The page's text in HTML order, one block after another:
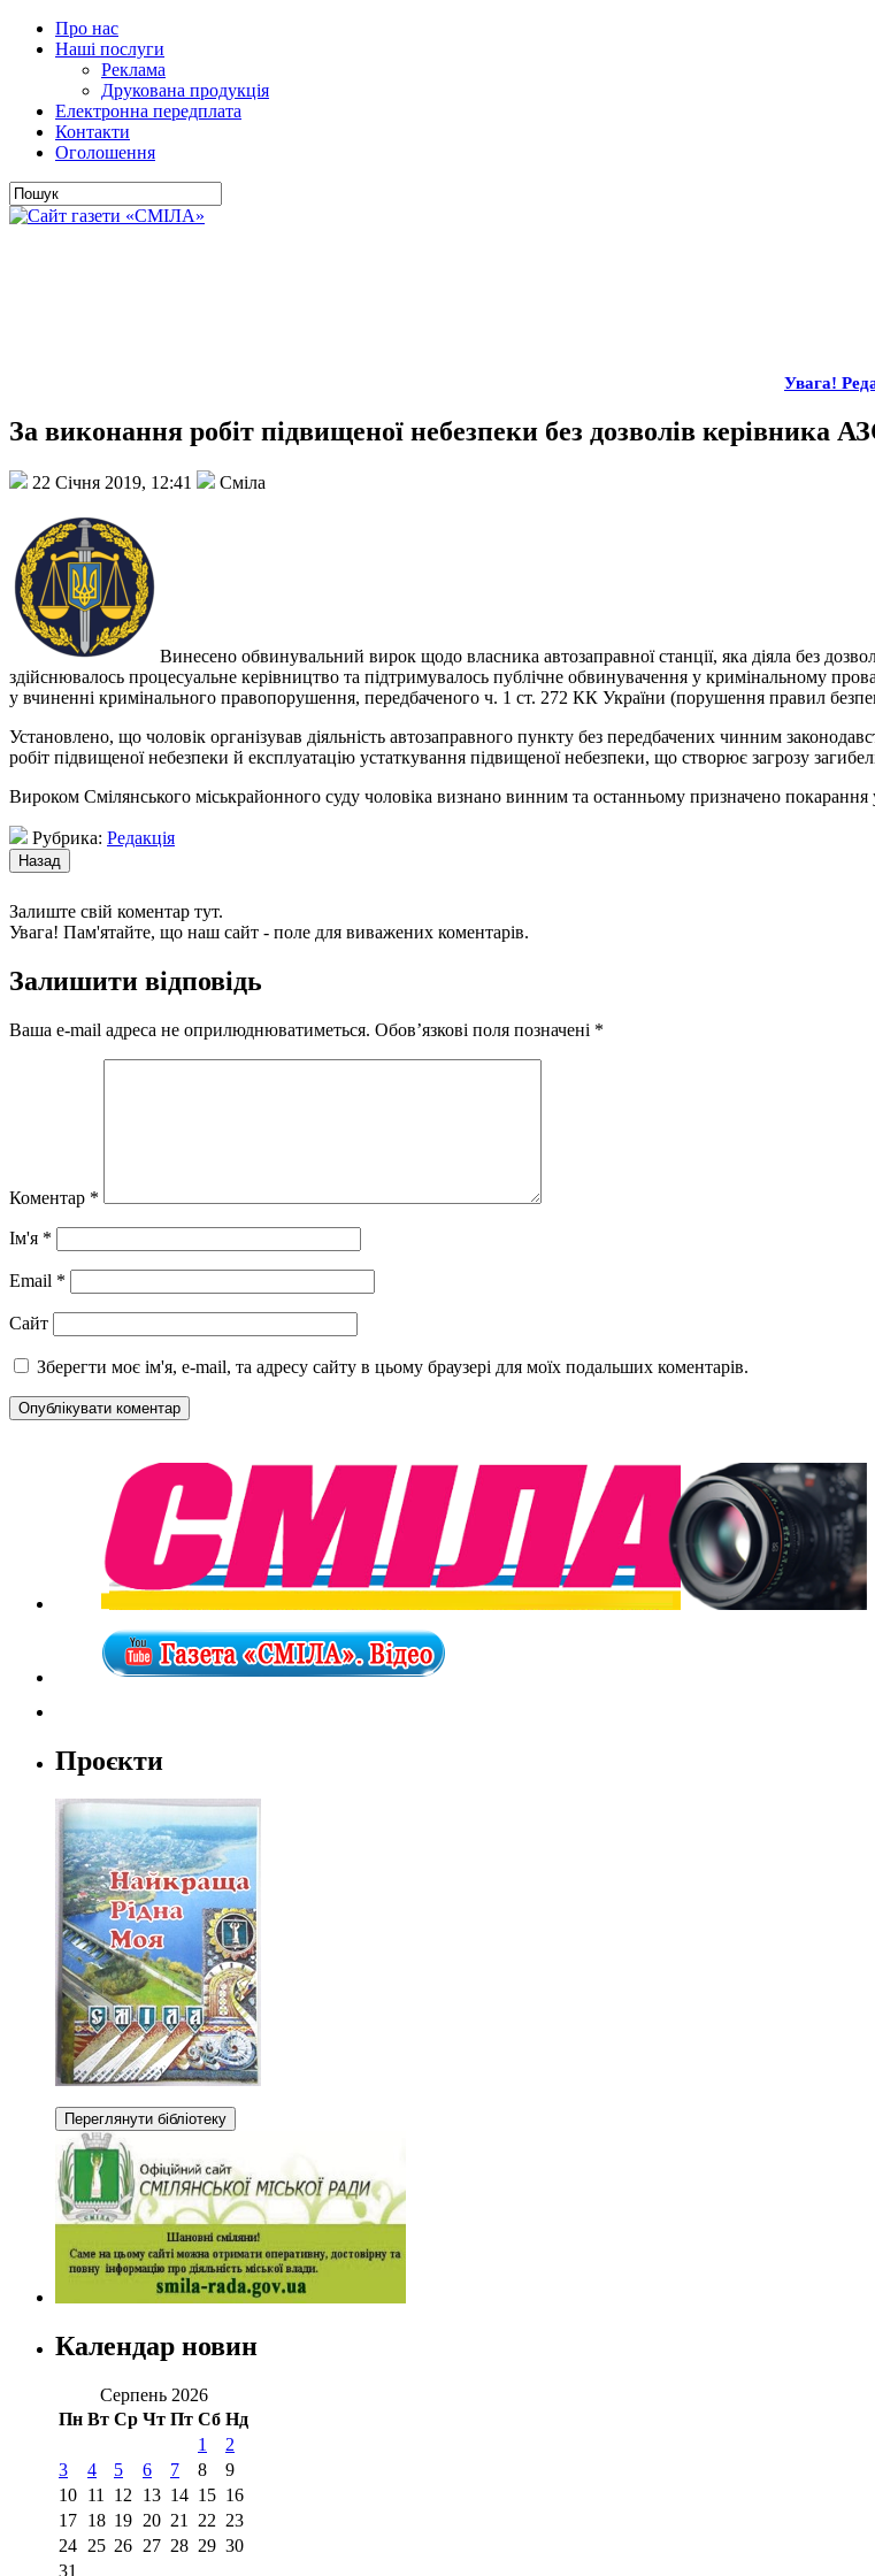
Про нас
Наші послуги
Реклама
Друкована продукція
Електронна передплата
Контакти
Оголошення
Увага!
За виконання робіт підвищеної небезпеки без дозволів керівника
22 Січня 2019, 12:41 Сміла
Винесено обвинувальний вирок щодо власника автозаправної станції, яка діяла без
здійснювалось процесуальне керівництво та підтримувалось публічне обвинувачення у кримінальному
у вчиненні кримінального правопорушення, передбаченого ч. 1 ст. 272 КК України (порушення правил
Установлено, що чоловік організував діяльність автозаправного пункту без передбачених чинним
робіт підвищеної небезпеки й експлуатацію устаткування підвищеної небезпеки, що створює загрозу
Вироком Смілянського міськрайонного суду чоловіка визнано винним та останньому призначено покарання
Рубрика: Редакція
Залиште свій коментар тут.
Увага! Пам'ятайте, що наш сайт - поле для виважених коментарів.
Залишити відповідь
Ваша e-mail адреса не оприлюднюватиметься. Обов’язкові поля позначені *
Коментар *
Ім'я *
Email *
Сайт
Зберегти моє ім'я, e-mail, та адресу сайту в цьому браузері для моїх подальших коментарів.
Проєкти
Календар новин
Серпень 2026
Пн Вт Ср Чт Пт Сб Нд
1
2
3
4 5 6 7 8
9
10 11 12 13 14 15 16
17 18 19 20 21 22 23
24 25 26 27 28 29 30
31